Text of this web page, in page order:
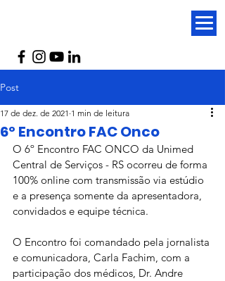
Post
6º Encontro FAC Onco
17 de dez. de 2021 1 min de leitura
O 6º Encontro FAC ONCO da Unimed
Central de Serviços - RS ocorreu de forma
100% online com transmissão via estúdio
e a presença somente da apresentadora,
convidados e equipe técnica.
O Encontro foi comandado pela jornalista
e comunicadora, Carla Fachim, com a
participação dos médicos, Dr. Andre